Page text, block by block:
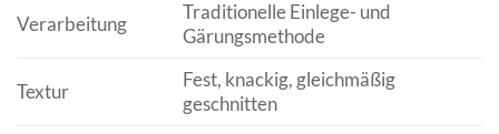
Verarbeitung
Traditionelle Einlege- und
Gärungsmethode
Textur
Fest, knackig, gleichmäßig
geschnitten